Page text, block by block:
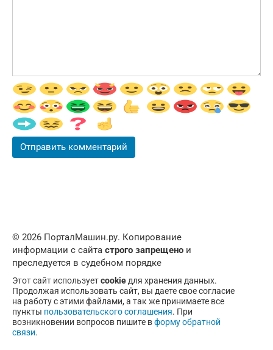
© 2026 ПорталМашин.ру. Копирование
информации с сайта строго запрещено и
преследуется в судебном порядке
Этот сайт используетcookieдля хранения данных.
Продолжая использовать сайт, вы даете свое согласие
на работу с этими файлами, а так же принимаете все
пункты пользовательского соглашения. При
возникновении вопросов пишите вформу обратной
связи.